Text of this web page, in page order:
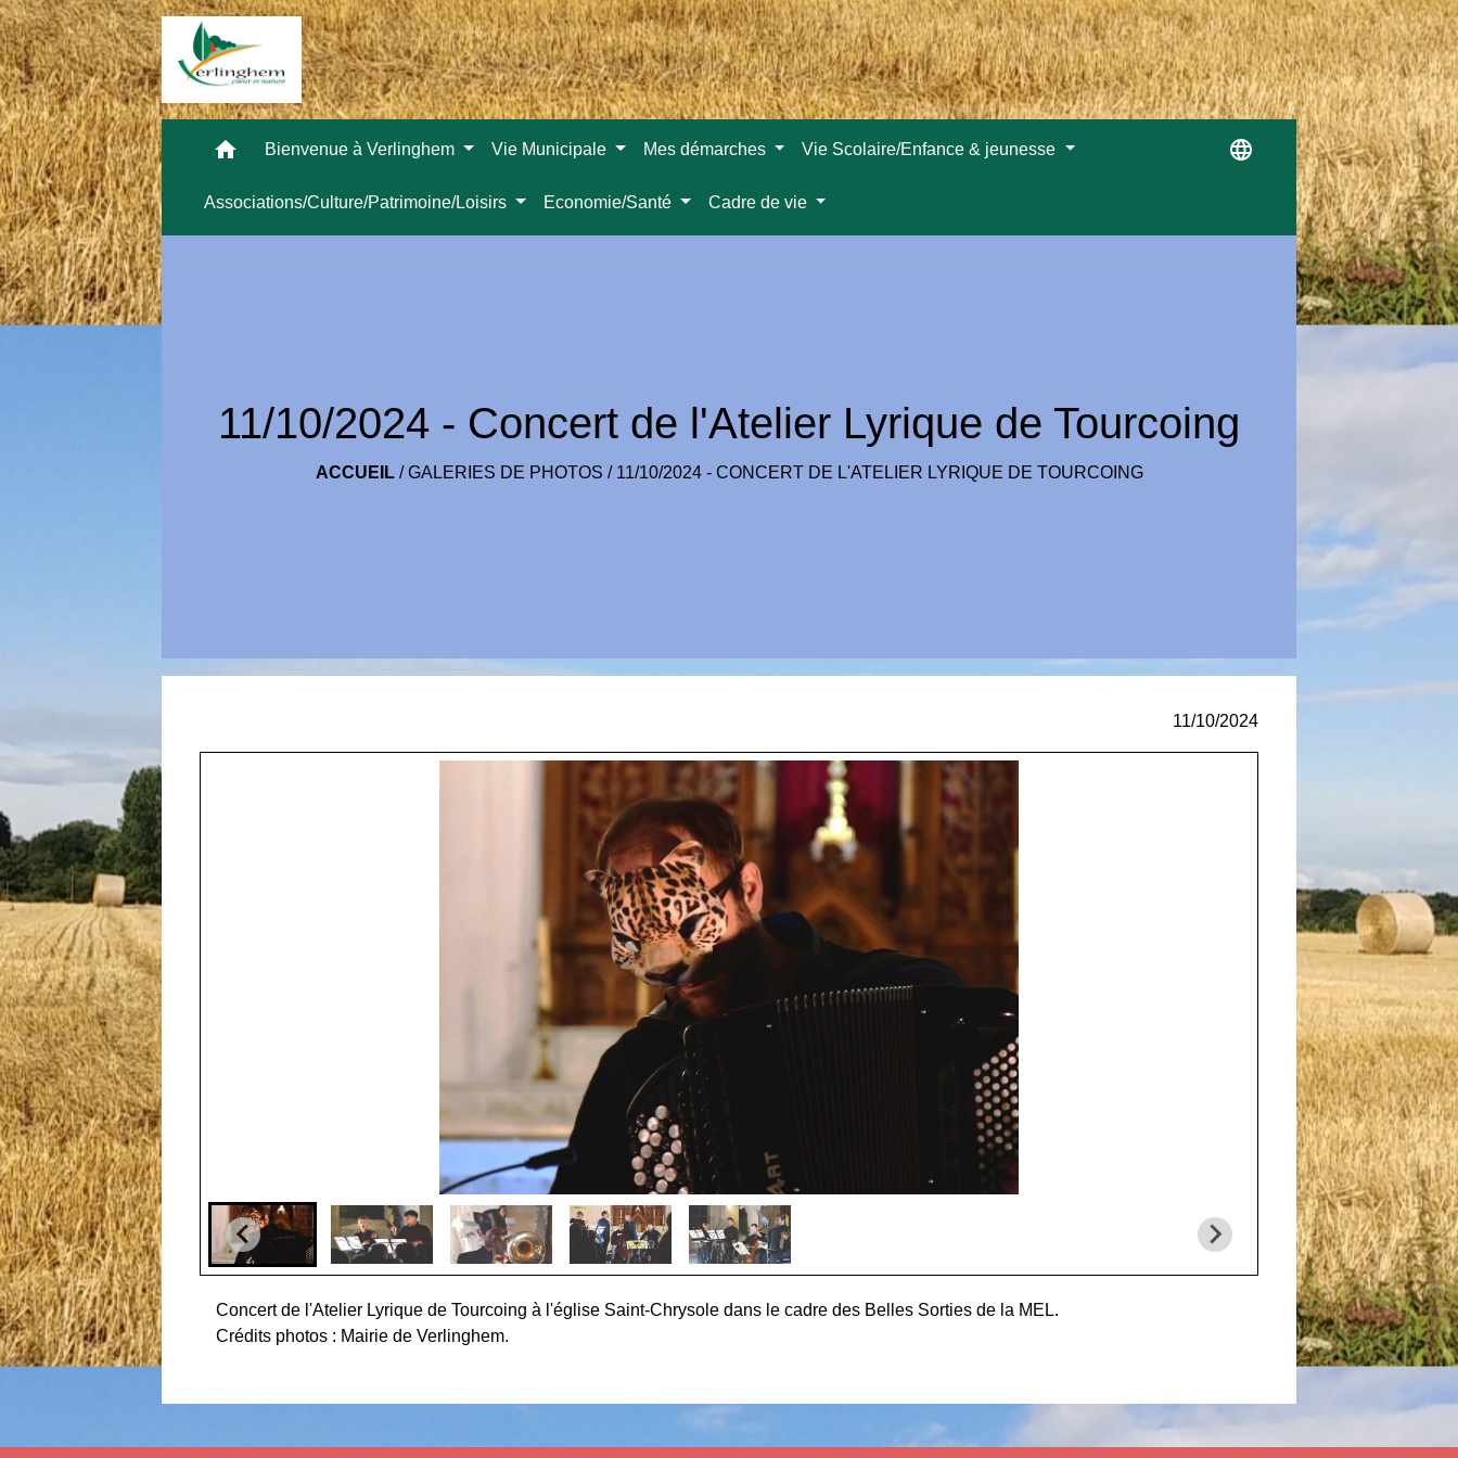
home Bienvenue à Verlinghem Vie Municipale Mes démarches Vie Scolaire/Enfance & jeunesse
Associations/Culture/Patrimoine/Loisirs Economie/Santé Cadre de vie
language
11/10/2024 - Concert de l'Atelier Lyrique de Tourcoing
ACCUEIL/GALERIES DE PHOTOS / 11/10/2024 - CONCERT DE L'ATELIER LYRIQUE DE TOURCOING
11/10/2024
Concert de l'Atelier Lyrique de Tourcoing à l'église Saint-Chrysole dans le cadre des Belles Sorties de la MEL.
Crédits photos : Mairie de Verlinghem.